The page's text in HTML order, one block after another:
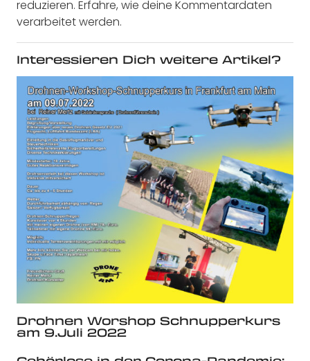
reduzieren. Erfahre, wie deine Kommentardaten
verarbeitet werden.
Interessieren Dich weitere Artikel?
Drohnen Worshop Schnupperkurs
am 9.Juli 2022